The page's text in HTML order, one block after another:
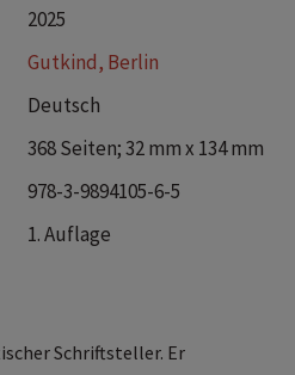
2025
Gutkind, Berlin
Deutsch
368 Seiten; 32 mm x 134 mm
978-3-9894105-6-5
1. Auflage
Schriftsteller. Er